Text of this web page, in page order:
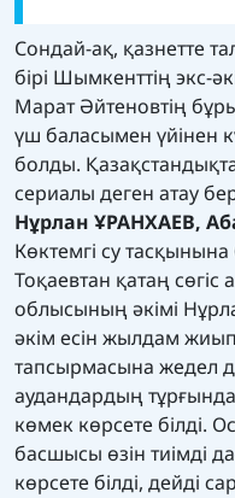
Сондай-ақ, қазнетте
бірі Шымкенттің экс-
Марат Әйтеновтің
үш баласымен үйінен
болды.
сериалы деген атау
Нұрлан ҰРАНХАЕВ,
Көктемгі су
Тоқаевтан қатаң
облысының әкімі
әкім есін жылдам
тапсырмасына жедел
аудандардың
көмек көрсете білді.
басшысы өзін тиімді
көрсете білді, дейді